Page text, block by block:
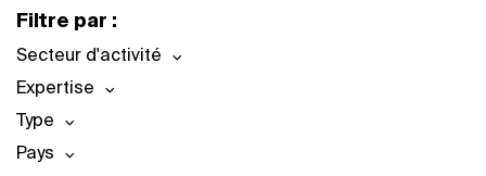
Filtre par :
Secteur d'activité
Expertise
Type
Pays